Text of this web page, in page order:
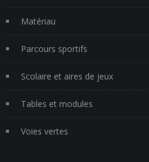
Matériau
Parcours sportifs
Scolaire et aires de jeux
Tables et modules
Voies vertes